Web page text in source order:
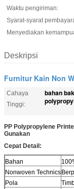
Waktu pengiriman:
Syarat-syarat
Menyediakan
Deskripsi
Furnitur Kain Non
Cahaya
Tinggi:
bahan
PP Polypropylene
Gunakan
Cepat Detail:
Bahan
Nonwoven Technics
Pola